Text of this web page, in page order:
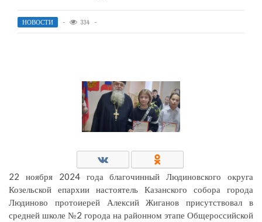
НОВОСТИ 334
22 ноября 2024 года благочинный Людиновского округа
Козельской епархии настоятель Казанского собора города
Людиново протоиерей Алексий Жиганов присутствовал в
средней школе №2 города на районном этапе Общероссийской